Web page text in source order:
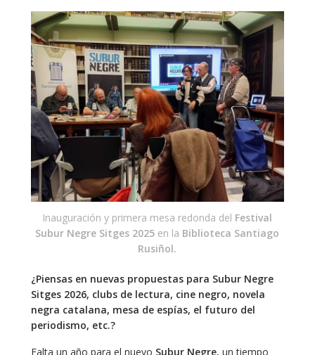
Inauguración y primera mesa redonda del Festival
Subur Negre Sitges 2025 en la Biblioteca Santiago
Rusiñol.
¿Piensas en nuevas propuestas para Subur Negre
Sitges 2026, clubs de lectura, cine negro, novela
negra catalana, mesa de espías, el futuro del
periodismo, etc.?
Falta un año para el nuevo Subur Negre, un tiempo